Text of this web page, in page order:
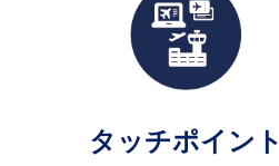
タッチポイント